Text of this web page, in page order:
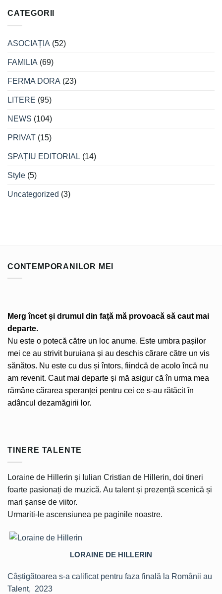
CATEGORII
ASOCIAȚIA (52)
FAMILIA (69)
FERMA DORA (23)
LITERE (95)
NEWS (104)
PRIVAT (15)
SPAȚIU EDITORIAL (14)
Style (5)
Uncategorized (3)
CONTEMPORANILOR MEI
Merg încet și drumul din față mă provoacă să caut mai
departe.
Nu este o potecă către un loc anume. Este umbra pașilor
mei ce au strivit buruiana și au deschis cărare către un vis
sănătos. Nu este cu dus și întors, fiindcă de acolo încă nu
am revenit. Caut mai departe și mă asigur că în urma mea
rămâne cărarea speranței pentru cei ce s-au rătăcit în
adâncul dezamăgirii lor.
TINERE TALENTE
Loraine de Hillerin și Iulian Cristian de Hillerin, doi tineri
foarte pasionați de muzică. Au talent și prezență scenică și
mari șanse de viitor.
Urmariti-le ascensiunea pe paginile noastre.
LORAINE DE HILLERIN
Câștigătoarea s-a calificat pentru faza finală la Românii au
Talent, 2023